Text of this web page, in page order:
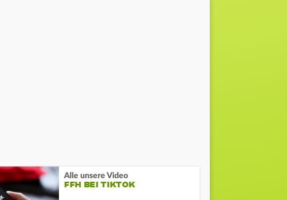
Alle unsere Video
FFH BEI TIKTOK